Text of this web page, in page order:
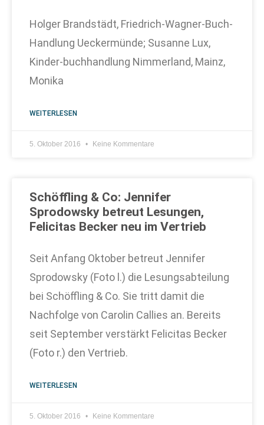
Holger Brandstädt, Friedrich-Wagner-Buch-
Handlung Ueckermünde; Susanne Lux,
Kinder-buchhandlung Nimmerland, Mainz,
Monika
WEITERLESEN
5. Oktober 2016 Keine Kommentare
Schöffling & Co: Jennifer
Sprodowsky betreut Lesungen,
Felicitas Becker neu im Vertrieb
Seit Anfang Oktober betreut Jennifer
Sprodowsky (Foto l.) die Lesungsabteilung
bei Schöffling & Co. Sie tritt damit die
Nachfolge von Carolin Callies an. Bereits
seit September verstärkt Felicitas Becker
(Foto r.) den Vertrieb.
WEITERLESEN
5. Oktober 2016 Keine Kommentare